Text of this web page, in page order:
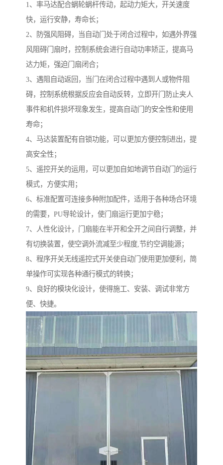
1、率马达配合蜗轮蜗杆传动，起动力矩大，开关速度
快，运行安静，寿命长；
2、防强风阻碍，当自动门处于闭合过程中，如遇外界强
风阻碍门扇时，控制系统会进行自动功率矫正，提高马
达力矩，强迫门扇闭合；
3、遇阻自动返回，当门在闭合过程中遇到人或物件阻
碍，控制系统根据反应会自动反转，立即开门防止夹人
事件和机件损坏现象发生，提高自动门的安全性和使用
寿命；
4、马达装置配有自锁功能，可以更加方便控制进出，提
高安全性；
5、遥控开关的运用，可以更加自如地调节自动门的运行
模式，方便实用；
6、标准配置可连接多种附加配件，适用于各种场合环境
的需要，PU导轮设计，使门扇运行更加宁稳；
7、人性化设计，门扇能在半开和全开之间自行调整，并
有切换装置，使空调外流减至少程度,节约空调能源；
8、程序开关无线遥控式开关使自动门使用更加便利，简
单操作可实现各种通行模式的转换；
9、良好的模块化设计，使得施工、安装、调试非常方
便、快捷。